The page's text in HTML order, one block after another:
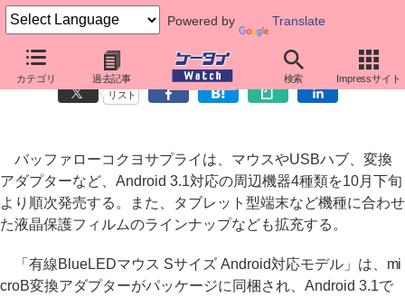
Powered by Translate
カテゴリ 過去記事 検索 Impressサイト
バッファロー、Android 3.x対応マウスなど周辺機器を発売
リスト
バッファローコクヨサプライは、マウスやUSBハブ、変換
アダプターなど、Android 3.1対応の周辺機器4種類を10月下旬
より順次発売する。また、タブレット型端末など機種に合わせ
た液晶保護フィルムのラインナップなども拡充する。
「有線BlueLEDマウス Sサイズ Android対応モデル」は、mi
croB変換アダプターがパッケージに同梱され、Android 3.1で